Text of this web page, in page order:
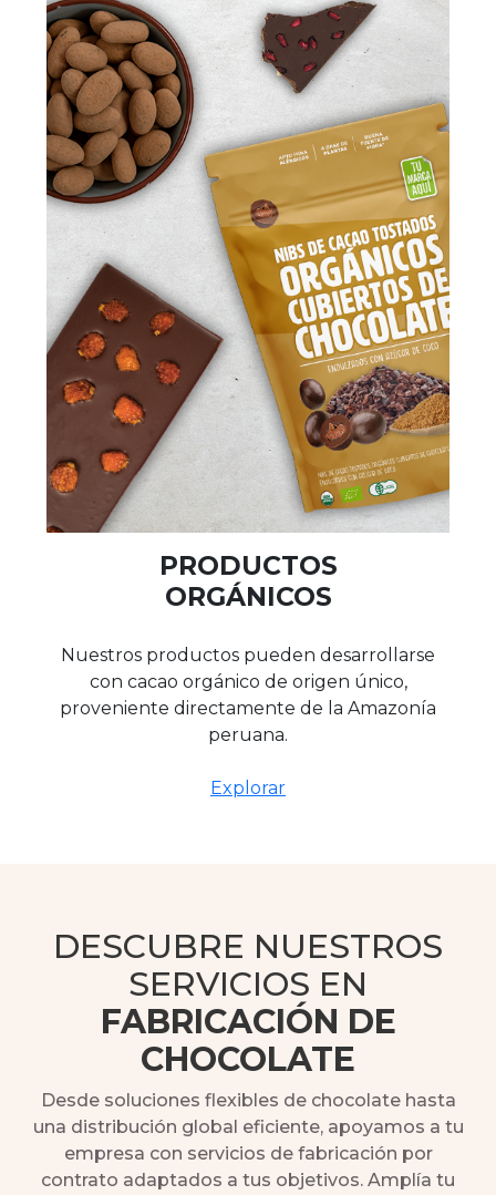
PRODUCTOS
ORGÁNICOS
Nuestros productos pueden desarrollarse
con cacao orgánico de origen único,
proveniente directamente de la Amazonía
peruana.
Explorar
DESCUBRE NUESTROS
SERVICIOS EN
FABRICACIÓN DE
CHOCOLATE
Desde soluciones flexibles de chocolate hasta
una distribución global eficiente, apoyamos a tu
empresa con servicios de fabricación por
contrato adaptados a tus objetivos. Amplía tu